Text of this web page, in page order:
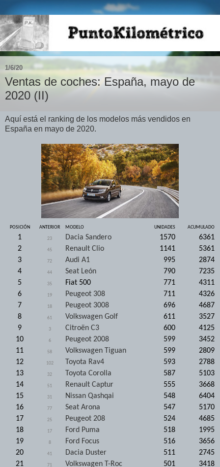
1/6/20
Ventas de coches: España, mayo de
2020 (II)
Aquí está el ranking de los modelos más vendidos en
España en mayo de 2020.
POSICIÓN ANTERIOR MODELO UNIDADES ACUMULADO
1 23 Dacia Sandero 1570
6361
2
45 Renault Clio 1141
5361
3
72 Audi A1 995
2874
4
44 Seat León 790
7235
5
35 Fiat 500 771
4311
6
19 Peugeot 308 711
4326
7
18 Peugeot 3008 696
4687
8
61 Volkswagen Golf 611
3527
9
3 Citroën C3 600
4125
10
6 Peugeot 2008 599
3452
11
58 Volkswagen Tiguan 599
2809
12
102 Toyota Rav4 593
2788
13
32 Toyota Corolla 587
5103
14
51 Renault Captur 555
3668
15
31 Nissan Qashqai 548
6404
16
77 Seat Arona 547
5170
17
25 Peugeot 208 524
4685
18
17 Ford Puma 518
1995
19
8 Ford Focus 516
3656
20
41 Dacia Duster 511
2745
21
71 Volkswagen T-Roc 501
3418